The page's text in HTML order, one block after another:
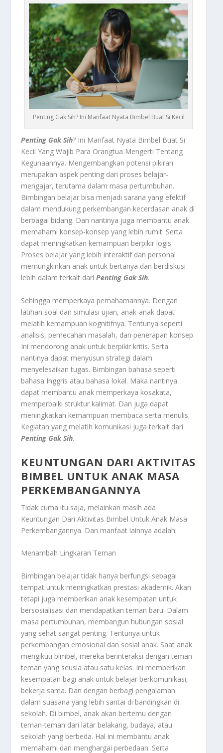
Penting Gak Sih? Ini Manfaat Nyata Bimbel Buat Si Kecil
Penting Gak Sih? Ini Manfaat Nyata Bimbel Buat Si
Kecil Yang Wajib Para Orangtua Mengerti Tentang
Kegunaannya. Mengembangkan potensi pikiran
merupakan aspek penting dari proses belajar-
mengajar, terutama dalam masa pertumbuhan.
Bimbingan belajar bisa menjadi sarana yang efektif
dalam mendukung perkembangan kecerdasan anak di
berbagai bidang. Dan nantinya juga membantu anak
memahami konsep-konsep yang lebih rumit. Serta
dapat meningkatkan kemampuan berpikir logis.
Proses belajar yang lebih interaktif dan personal
memungkinkan anak untuk bertanya dan berdiskusi
lebih dalam terkait dariPenting Gak Sih.
Sehingga memperkaya pemahamannya. Dengan
latihan soal dan simulasi ujian, anak-anak dapat
melatih kemampuan kognitifnya. Tentunya seperti
analisis, pemecahan masalah, dan penerapan konsep.
Ini mendorong anak untuk berpikir kritis. Serta
nantinya dapat menyusun strategi dalam
menyelesaikan tugas. Bimbingan bahasa seperti
bahasa Inggris atau bahasa lokal. Maka nantinya
dapat membantu anak memperkaya kosakata,
memperbaiki struktur kalimat. Dan juga dapat
meningkatkan kemampuan membaca serta menulis.
Kegiatan yang melatih komunikasi juga terkait dari
Penting Gak Sih.
KEUNTUNGAN DARI AKTIVITAS
BIMBEL UNTUK ANAK MASA
PERKEMBANGANNYA
Tidak cuma itu saja, melainkan masih ada
Keuntungan Dari Aktivitas Bimbel Untuk Anak Masa
Perkembangannya. Dan manfaat lainnya adalah:
Menambah Lingkaran Teman
Bimbingan belajar tidak hanya berfungsi sebagai
tempat untuk meningkatkan prestasi akademik. Akan
tetapi juga memberikan anak kesempatan untuk
bersosialisasi dan mendapatkan teman baru. Dalam
masa pertumbuhan, membangun hubungan sosial
yang sehat sangat penting. Tentunya untuk
perkembangan emosional dan sosial anak. Saat anak
mengikuti bimbel, mereka berinteraksi dengan teman-
teman yang seusia atau satu kelas. Ini memberikan
kesempatan bagi anak untuk belajar berkomunikasi,
bekerja sama. Dan dengan berbagi pengalaman
dalam suasana yang lebih santai di bandingkan di
sekolah. Di bimbel, anak akan bertemu dengan
teman-teman dari latar belakang, budaya, atau
sekolah yang berbeda. Hal ini membantu anak
memahami dan menghargai perbedaan. Serta